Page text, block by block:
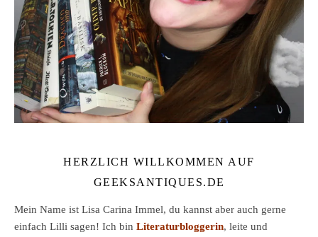
HERZLICH WILLKOMMEN AUF
GEEKSANTIQUES.DE
Mein Name ist Lisa Carina Immel, du kannst aber auch gerne
einfach Lilli sagen! Ich bin Literaturbloggerin, leite und